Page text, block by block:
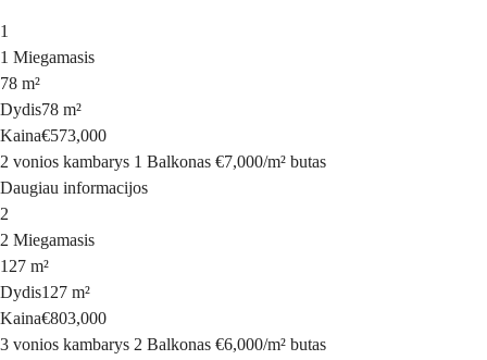
1
1 Miegamasis
78 m²
Dydis78 m²
Kaina€573,000
2 vonios kambarys 1 Balkonas €7,000/m² butas
Daugiau informacijos
2
2 Miegamasis
127 m²
Dydis127 m²
Kaina€803,000
3 vonios kambarys 2 Balkonas €6,000/m² butas